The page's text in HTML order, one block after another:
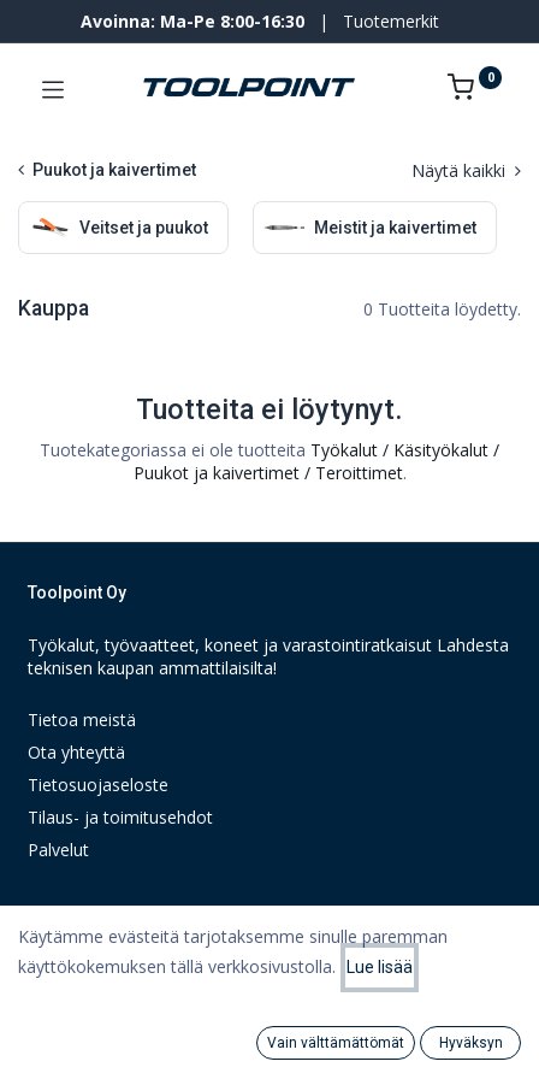
Suosituimmat
Category
Avoinna: Ma-Pe 8:00-16:30 | Tuotemerkit
0
Puukot ja kaivertimet Näytä kaikki
Veitset ja puukot Meistit ja kaivertimet
Kauppa 0 Tuotteita löydetty.
Tuotteita ei löytynyt.
Tuotekategoriassa ei ole tuotteita Työkalut / Käsityökalut /
Puukot ja kaivertimet / Teroittimet.
Toolpoint Oy
Työkalut, työvaatteet, koneet ja varastointiratkaisut Lahdesta
teknisen kaupan ammattilaisilta!
Tietoa meistä
Ota yhteyttä
Tietosuojaseloste
Tilaus- ja toimitusehdot
Palvelut
Linkit
Käytämme evästeitä tarjotaksemme sinulle paremman
käyttökokemuksen tällä verkkosivustolla.
Lue lisää
Vain välttämättömät Hyväksyn